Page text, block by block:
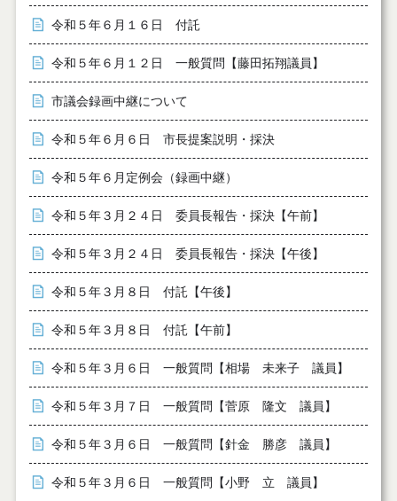
令和５年６月１６日 付託
令和５年６月１２日 一般質問【藤田拓翔議員】
市議会録画中継について
令和５年６月６日 市長提案説明・採決
令和５年６月定例会（録画中継）
令和５年３月２４日 委員長報告・採決【午前】
令和５年３月２４日 委員長報告・採決【午後】
令和５年３月８日 付託【午後】
令和５年３月８日 付託【午前】
令和５年３月６日 一般質問【相場 未来子 議員】
令和５年３月７日 一般質問【菅原 隆文 議員】
令和５年３月６日 一般質問【針金 勝彦 議員】
令和５年３月６日 一般質問【小野 立 議員】